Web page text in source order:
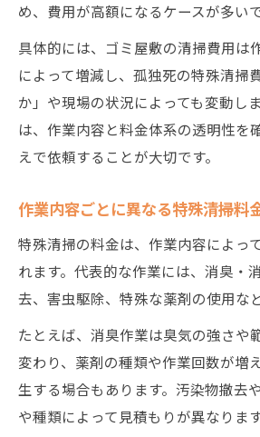
め、費用が高額になるケースが多いで
具体的には、ゴミ屋敷の清掃費用は
によって増減し、孤独死の特殊清掃
か」や現場の状況によっても変動し
は、作業内容と料金体系の透明性を
えで依頼することが大切です。
作業内容ごとに異なる特殊清掃料
特殊清掃の料金は、作業内容によっ
れます。代表的な作業には、消臭・
去、害虫駆除、特殊な薬剤の使用な
たとえば、消臭作業は臭気の強さや
変わり、薬剤の種類や作業回数が増
生する場合もあります。汚染物撤去
や種類によって見積もりが異なります